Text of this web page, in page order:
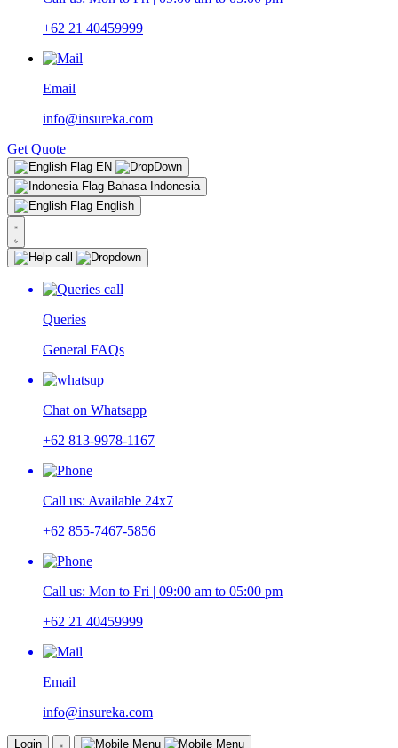
+62 21 40459999
Email
info@insureka.com
Get Quote
EN
Bahasa Indonesia
English
Queries
General FAQs
Chat on Whatsapp
+62 813-9978-1167
Call us: Available 24x7
+62 855-7467-5856
Call us: Mon to Fri | 09:00 am to 05:00 pm
+62 21 40459999
Email
info@insureka.com
Login